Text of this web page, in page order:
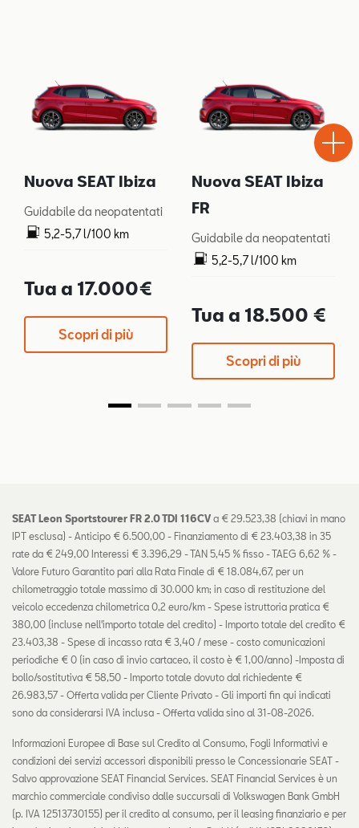
Nuova SEAT Ibiza
Guidabile da neopatentati
5,2-5,7 l/100 km
Tua a 17.000€
Scopri di più
Nuova SEAT Ibiza
FR
Guidabile da neopatentati
5,2-5,7 l/100 km
Tua a 18.500 €
Scopri di più
SEAT Leon Sportstourer FR 2.0 TDI 116CV a € 29.523,38 (chiavi in mano
IPT esclusa) - Anticipo € 6.500,00 - Finanziamento di € 23.403,38 in 35
rate da € 249,00 Interessi € 3.396,29 - TAN 5,45 % fisso - TAEG 6,62 % -
Valore Futuro Garantito pari alla Rata Finale di € 18.084,67, per un
chilometraggio totale massimo di 30.000 km; in caso di restituzione del
veicolo eccedenza chilometrica 0,2 euro/km - Spese istruttoria pratica €
380,00 (incluse nell'importo totale del credito) - Importo totale del credito €
23.403,38 - Spese di incasso rata € 3,40 / mese - costo comunicazioni
periodiche € 0 (in caso di invio cartaceo, il costo è € 1,00/anno) -Imposta di
bollo/sostitutiva € 58,50 - Importo totale dovuto dal richiedente €
26.983,57 - Offerta valida per Cliente Privato - Gli importi fin qui indicati
sono da considerarsi IVA inclusa - Offerta valida sino al 31-08-2026.
Informazioni Europee di Base sul Credito al Consumo, Fogli Informativi e
condizioni dei servizi accessori disponibili presso le Concessionarie SEAT -
Salvo approvazione SEAT Financial Services. SEAT Financial Services è un
marchio commerciale condiviso dalle succursali di Volkswagen Bank GmbH
(p. IVA 12513730155) per il credito al consumo, per il leasing finanziario e per
Test
Drive
Chiama